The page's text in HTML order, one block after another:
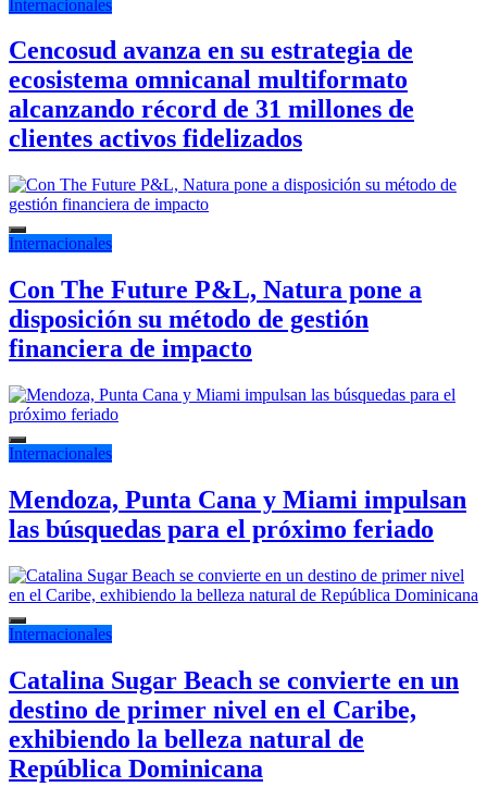
Internacionales
Cencosud avanza en su estrategia de
ecosistema omnicanal multiformato
alcanzando récord de 31 millones de
clientes activos fidelizados
Internacionales
Con The Future P&L, Natura pone a
disposición su método de gestión
financiera de impacto
Internacionales
Mendoza, Punta Cana y Miami impulsan
las búsquedas para el próximo feriado
Internacionales
Catalina Sugar Beach se convierte en un
destino de primer nivel en el Caribe,
exhibiendo la belleza natural de
República Dominicana